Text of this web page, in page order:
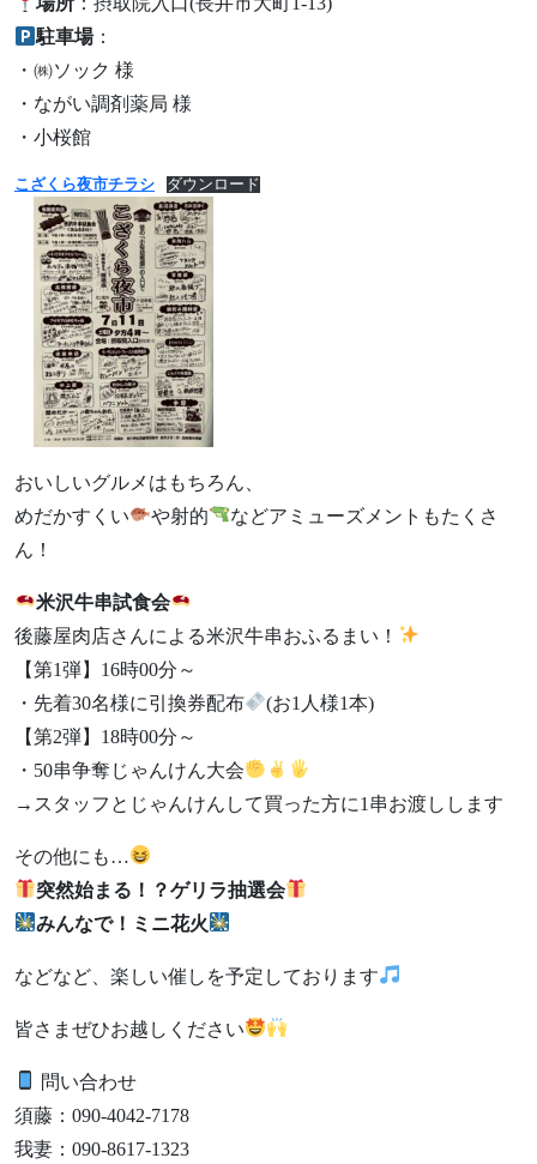
駐車場：
・㈱ソック 様
・ながい調剤薬局 様
・小桜館
こざくら夜市チラシ ダウンロード
おいしいグルメはもちろん、
めだかすくい
や射的
などアミューズメントもたくさ
ん！
米沢牛串試食会
後藤屋肉店さんによる米沢牛串おふるまい！
【第1弾】16時00分～
・先着30名様に引換券配布
(お1人様1本)
【第2弾】18時00分～
・50串争奪じゃんけん大会
→スタッフとじゃんけんして買った方に1串お渡しします
その他にも…
突然始まる！？ゲリラ抽選会
みんなで！ミニ花火
などなど、楽しい催しを予定しております
皆さまぜひお越しください
問い合わせ
須藤：090-4042-7178
我妻：090-8617-1323